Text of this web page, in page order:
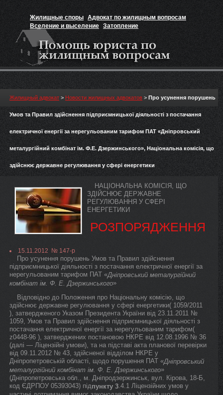
Жилищные споры Адвокат по жилищным вопросам
Вселение и выселение Затопление
Признание прав на жильё
Жилищный адвокат > Новости жилищных адвокатов > Про усунення порушень
Умов та Правил здійснення підприємницької діяльності з постачання
електричної енергії за нерегульованим тарифом ПАТ «Дніпровський
металургійний комбінат ім. Ф.Е. Дзержинського», Національна комісія, що
здійснює державне регулювання у сфері енергетики
НАЦІОНАЛЬНА КОМІСІЯ, ЩО
ЗДІЙСНЮЄ ДЕРЖАВНЕ
РЕГУЛЮВАННЯ У СФЕРІ
ЕНЕРГЕТИКИ
РОЗПОРЯДЖЕННЯ
15.11.2012 № 147-р
Про усунення порушень Умов та Правил здійснення
підприємницької діяльності з постачання електричної енергії за
нерегульованим тарифом ПАТ «Дніпровський металургійний
комбінат ім. Ф. Е. Дзержинського»
Відповідно до Положення про Національну комісію, що
здійснює державне регулювання у сфері енергетики( 1059/2011
), затвердженого Указом Президента України від 23.11.2011 №
1059, Умов та Правил здійснення підприємницької діяльності з
постачання електричної енергії за нерегульованим тарифом(
z0448-96 ), затверджених постановою НКРЕ від 12.08.1996 № 36
(далі — Ліцензійні умови), та на підставі акта планової перевірки
від 09.11.2012 № 43, здійсненої відділом НКРЕ у
Дніпропетровській області, щодо порушення ПАТ «Дніпровський
металургійний комбінат ім. Ф. Е. Дзержинського»
(Дніпропетровська обл., м. Дніпродзержинськ, вул. Кірова, 18-Б,
код ЄДРПОУ 05393043) підпункту 3.4.1 Ліцензійних умов у